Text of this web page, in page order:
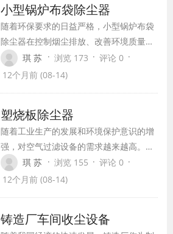
安全性能和高效的除尘能力，成为工业除
尘领域的核心设备。
小型锅炉布袋除尘器
随着环保要求的日益严格，小型锅炉布袋
除尘器在控制烟尘排放、改善环境质量方
面发挥着重要作用。本文将深入剖析小型
锅炉布袋除尘器的设计要点，涵盖结构、
行详细探讨，旨在为小型锅炉布袋除尘器
的优化设计与高效应用提供理论支持和实
践指导。
琪 苏 · 浏览 173 · 评论 0 ·
12个月前 (08-14)
塑烧板除尘器
随着工业生产的发展和环境保护意识的增
强，对空气过滤设备的需求越来越高。塑
烧板除尘器作为一种高能效、环保的空气
过滤设备，因其高效除尘、长寿命、低阻
琪 苏 · 浏览 155 · 评论 0 ·
12个月前 (08-14)
铸造厂车间收尘设备